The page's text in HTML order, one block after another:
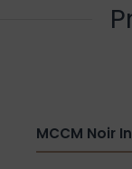
MCCM Noir